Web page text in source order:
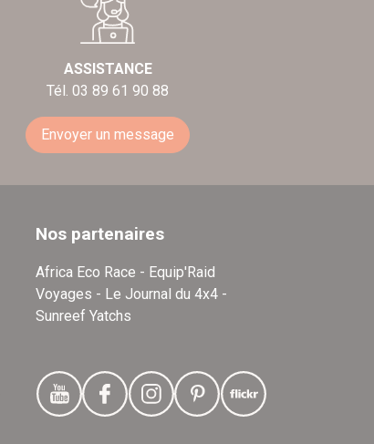
ASSISTANCE
Tél. 03 89 61 90 88
Envoyer un message
Nos partenaires
Africa Eco Race - Equip'Raid
Voyages - Le Journal du 4x4 -
Sunreef Yatchs